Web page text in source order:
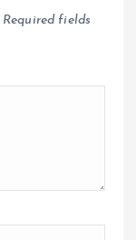
Required fields